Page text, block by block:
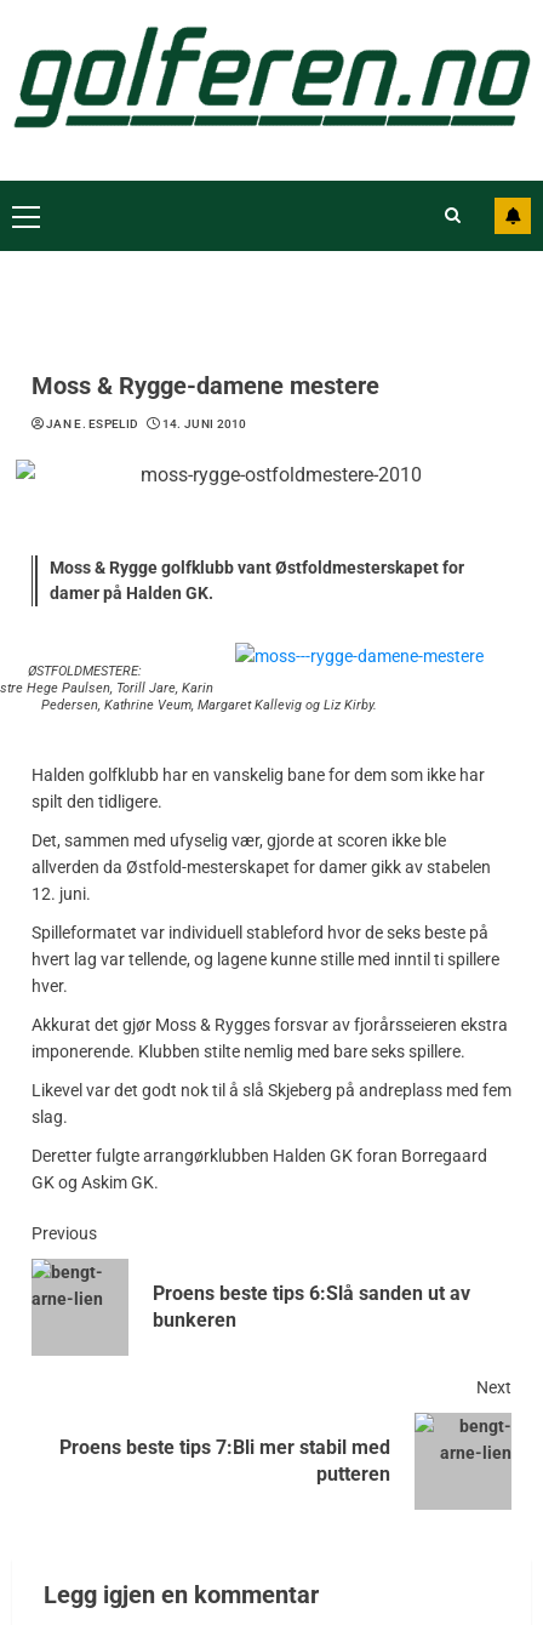
Moss & Rygge-damene mestere
JAN E. ESPELID 14. JUNI 2010
Moss & Rygge golfklubb vant Østfoldmesterskapet for
damer på Halden GK.
ØSTFOLDMESTERE:
Hege Paulsen, Torill Jare, Karin
Pedersen, Kathrine Veum, Margaret Kallevig og Liz Kirby.
Halden golfklubb har en vanskelig bane for dem som ikke har
spilt den tidligere.
Det, sammen med ufyselig vær, gjorde at scoren ikke ble
allverden da Østfold-mesterskapet for damer gikk av stabelen
12. juni.
Spilleformatet var individuell stableford hvor de seks beste på
hvert lag var tellende, og lagene kunne stille med inntil ti spillere
hver.
Akkurat det gjør Moss & Rygges forsvar av fjorårsseieren ekstra
imponerende. Klubben stilte nemlig med bare seks spillere.
Likevel var det godt nok til å slå Skjeberg på andreplass med fem
slag.
Deretter fulgte arrangørklubben Halden GK foran Borregaard
GK og Askim GK.
Previous
Proens beste tips 6:Slå sanden ut av
bunkeren
Next
Proens beste tips 7:Bli mer stabil med
putteren
Legg igjen en kommentar